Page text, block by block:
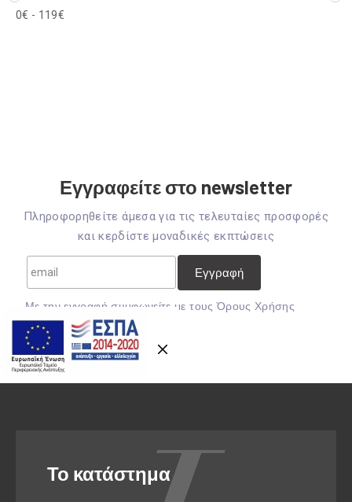
0€ - 119€
Εγγραφείτε στο newsletter
Πληροφορηθείτε άμεσα για τις τελευταίες προσφορές
και κερδίστε μοναδικές εκπτώσεις
Mε την εγγραφή συμφωνείτε με τουςΌρους Χρήσης
Το κατάστημα
Previous